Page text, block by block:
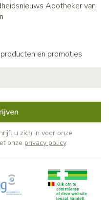
Apotheker van
en promoties
u zich in voor onze
onze privacy policy.